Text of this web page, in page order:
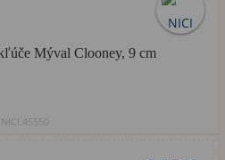
Mýval Clooney, 9 cm
NICI.45550